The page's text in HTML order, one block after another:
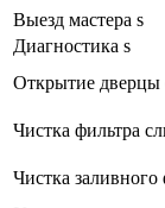
Выезд мастера s
Диагностика s
Открытие дверцы
Чистка фильтра
Чистка заливного